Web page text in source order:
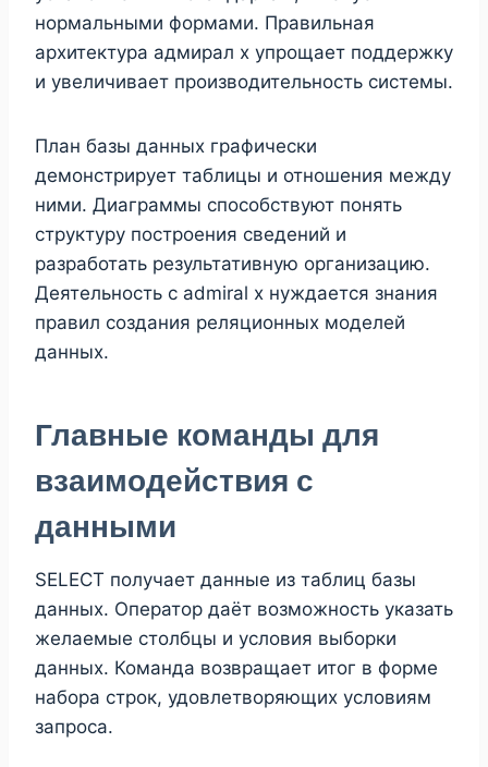
нормальными формами. Правильная
архитектура адмирал х упрощает поддержку
и увеличивает производительность системы.
План базы данных графически
демонстрирует таблицы и отношения между
ними. Диаграммы способствуют понять
структуру построения сведений и
разработать результативную организацию.
Деятельность с admiral x нуждается знания
правил создания реляционных моделей
данных.
Главные команды для
взаимодействия с
данными
SELECT получает данные из таблиц базы
данных. Оператор даёт возможность указать
желаемые столбцы и условия выборки
данных. Команда возвращает итог в форме
набора строк, удовлетворяющих условиям
запроса.